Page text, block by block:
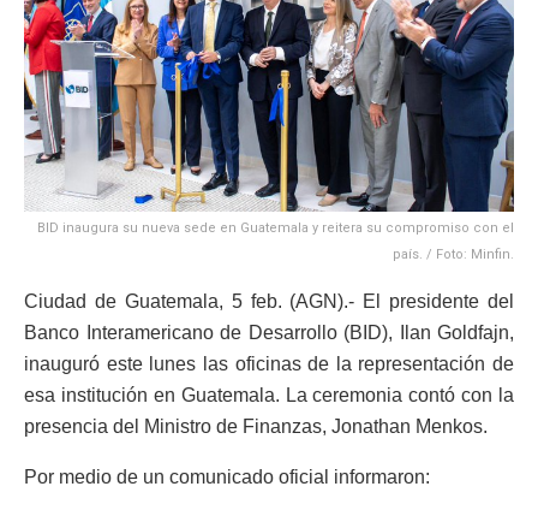
BID inaugura su nueva sede en Guatemala y reitera su compromiso con el
país. / Foto: Minfin.
Ciudad de Guatemala, 5 feb. (AGN).- El presidente del
Banco Interamericano de Desarrollo (BID), Ilan Goldfajn,
inauguró este lunes las oficinas de la representación de
esa institución en Guatemala. La ceremonia contó con la
presencia del Ministro de Finanzas, Jonathan Menkos.
Por medio de un comunicado oficial informaron: